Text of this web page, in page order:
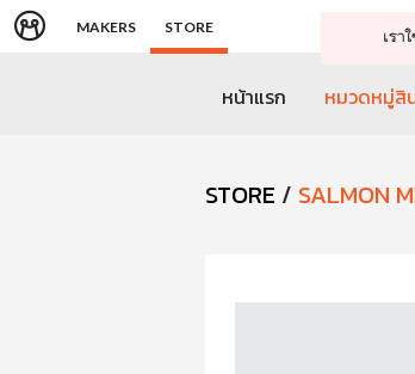
MAKERS STORE เรา
หน้าแรก หมวดหมู่สิ
STORE / SALMON